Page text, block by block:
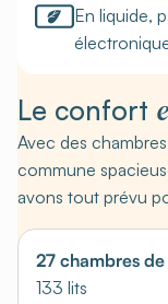
En liquide,
Le confort
Avec des
commune
avons tout prévu
27 chambres
133 lits